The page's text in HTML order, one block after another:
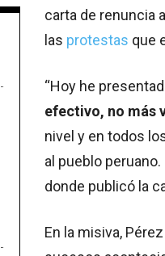
carta de renuncia
las protestas que
“Hoy he
efectivo, no más
nivel y en todos
al pueblo
donde publicó la
En la misiva,